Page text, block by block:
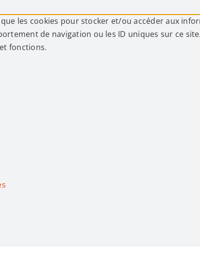
les cookies pour stocker et/ou accéder aux
de navigation ou les ID uniques sur ce
fonctions.